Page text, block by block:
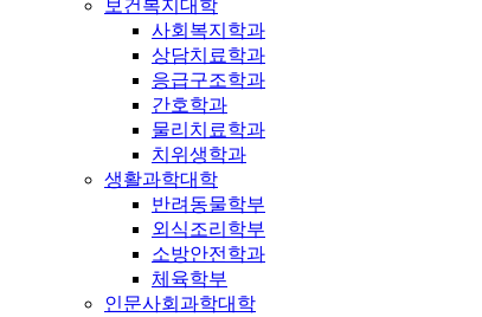
보건복지대학
사회복지학과
상담치료학과
응급구조학과
간호학과
물리치료학과
치위생학과
생활과학대학
반려동물학부
외식조리학부
소방안전학과
체육학부
인문사회과학대학